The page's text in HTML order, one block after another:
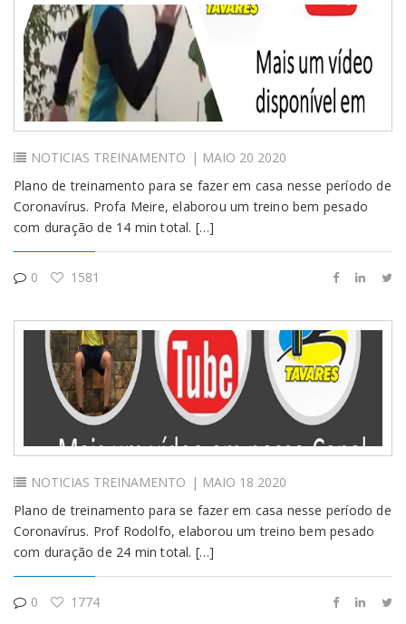
NOTICIAS TREINAMENTO | MAIO 20 2020
Plano de treinamento para se fazer em casa nesse período de
Coronavírus. Profa Meire, elaborou um treino bem pesado
com duração de 14 min total. […]
0 1581
NOTICIAS TREINAMENTO | MAIO 18 2020
Plano de treinamento para se fazer em casa nesse período de
Coronavírus. Prof Rodolfo, elaborou um treino bem pesado
com duração de 24 min total. […]
0 1774